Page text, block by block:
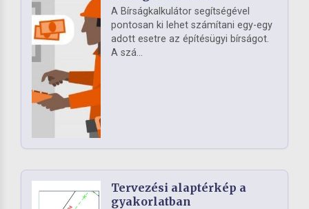
A Bírságkalkulátor segítségével
pontosan ki lehet számítani egy-egy
adott esetre az építésügyi bírságot.
A szá...
Tervezési alaptérkép a
gyakorlatban